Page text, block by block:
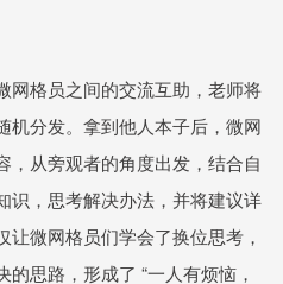
网格员之间的交流互助，老师将
机分发。拿到他人本子后，微网
，从旁观者的角度出发，结合自
识，思考解决办法，并将建议详
微网格员们学会了换位思考，
思路，形成了 “一人有烦恼，